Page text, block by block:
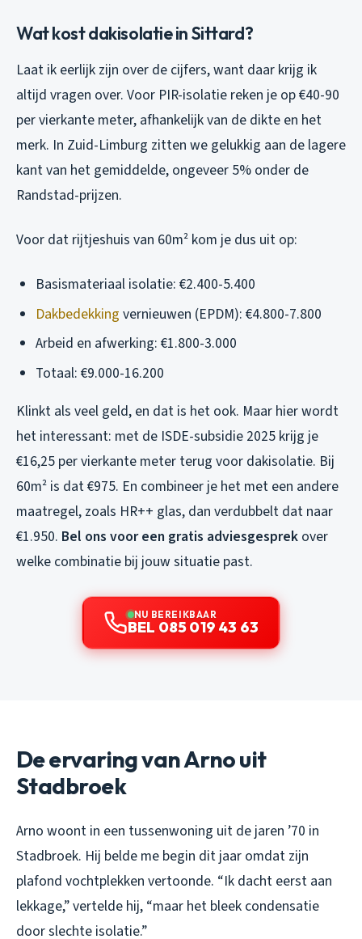
Wat kost dakisolatie in Sittard?
Laat ik eerlijk zijn over de cijfers, want daar krijg ik
altijd vragen over. Voor PIR-isolatie reken je op €40-90
per vierkante meter, afhankelijk van de dikte en het
merk. In Zuid-Limburg zitten we gelukkig aan de lagere
kant van het gemiddelde, ongeveer 5% onder de
Randstad-prijzen.
Voor dat rijtjeshuis van 60m² kom je dus uit op:
Basismateriaal isolatie: €2.400-5.400
Dakbedekking vernieuwen (EPDM): €4.800-7.800
Arbeid en afwerking: €1.800-3.000
Totaal: €9.000-16.200
Klinkt als veel geld, en dat is het ook. Maar hier wordt
het interessant: met de ISDE-subsidie 2025 krijg je
€16,25 per vierkante meter terug voor dakisolatie. Bij
60m² is dat €975. En combineer je het met een andere
maatregel, zoals HR++ glas, dan verdubbelt dat naar
€1.950. Bel ons voor een gratis adviesgesprek over
welke combinatie bij jouw situatie past.
NU BEREIKBAAR
BEL 085 019 43 63
De ervaring van Arno uit
Stadbroek
Arno woont in een tussenwoning uit de jaren ’70 in
Stadbroek. Hij belde me begin dit jaar omdat zijn
plafond vochtplekken vertoonde. “Ik dacht eerst aan
lekkage,” vertelde hij, “maar het bleek condensatie
door slechte isolatie.”